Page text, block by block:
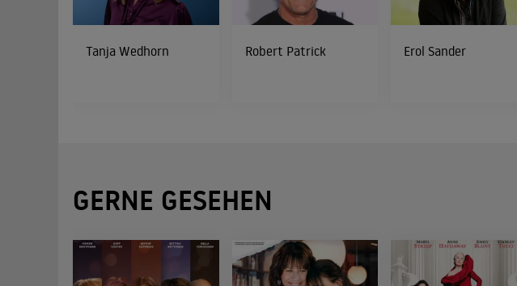
Tanja Wedhorn Robert Patrick Erol Sander
GERNE GESEHEN